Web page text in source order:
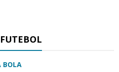
BOLA